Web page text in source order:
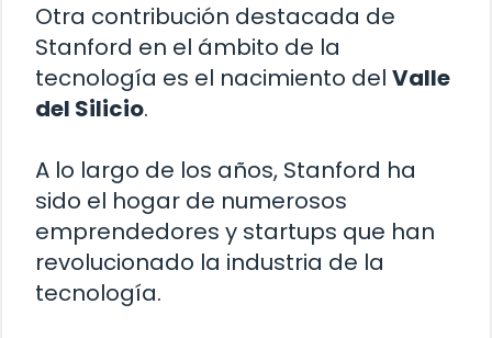
Otra contribución destacada de
Stanford en el ámbito de la
tecnología es el nacimiento del Valle
del Silicio.
A lo largo de los años, Stanford ha
sido el hogar de numerosos
emprendedores y startups que han
revolucionado la industria de la
tecnología.